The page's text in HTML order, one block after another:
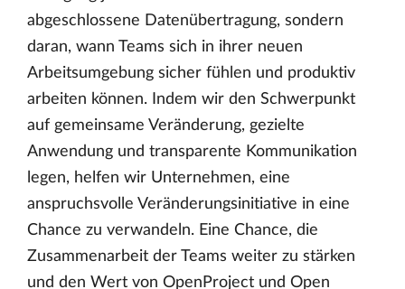
abgeschlossene Datenübertragung, sondern
daran, wann Teams sich in ihrer neuen
Arbeitsumgebung sicher fühlen und produktiv
arbeiten können. Indem wir den Schwerpunkt
auf gemeinsame Veränderung, gezielte
Anwendung und transparente Kommunikation
legen, helfen wir Unternehmen, eine
anspruchsvolle Veränderungsinitiative in eine
Chance zu verwandeln. Eine Chance, die
Zusammenarbeit der Teams weiter zu stärken
und den Wert von OpenProject und Open